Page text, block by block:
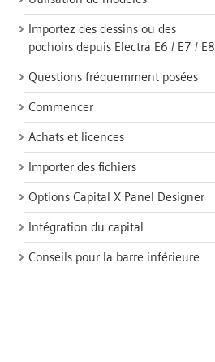
Importez des dessins ou des
pochoirs depuis Electra E6 / E7 / E8
Questions fréquemment posées
Commencer
Achats et licences
Importer des fichiers
Options Capital X Panel Designer
Intégration du capital
Conseils pour la barre inférieure